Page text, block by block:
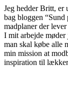
Jeg hedder Britt, er
bag bloggen
madplaner der
I mit arbejde møder
man skal købe alle
min mission at
inspiration til